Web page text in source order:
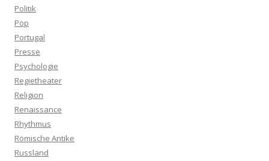
Politik
Pop
Portugal
Presse
Psychologie
Regietheater
Religion
Renaissance
Rhythmus
Römische Antike
Russland